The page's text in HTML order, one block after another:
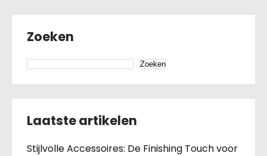
Zoeken
Zoeken
Laatste artikelen
Stijlvolle Accessoires: De Finishing Touch voor